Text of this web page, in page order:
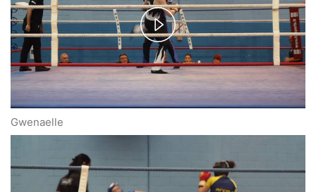
Play
Video
Gwenaelle